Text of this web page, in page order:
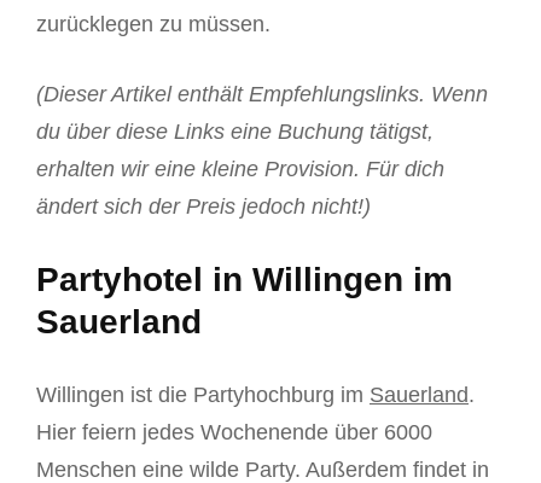
zurücklegen zu müssen.
(Dieser Artikel enthält Empfehlungslinks. Wenn
du über diese Links eine Buchung tätigst,
erhalten wir eine kleine Provision. Für dich
ändert sich der Preis jedoch nicht!)
Partyhotel in Willingen im
Sauerland
Willingen ist die Partyhochburg im Sauerland.
Hier feiern jedes Wochenende über 6000
Menschen eine wilde Party. Außerdem findet in